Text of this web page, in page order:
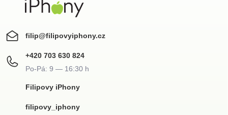
filip@filipovyiphony.cz
+420 703 630 824
Filipovy iPhony
filipovy_iphony